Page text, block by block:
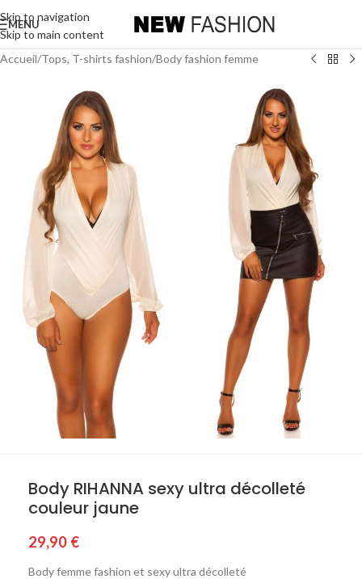
Skip to navigation
Skip to main content
MENU
Accueil/Tops, T-shirts fashion/Body fashion femme
Body RIHANNA sexy ultra décolleté
couleur jaune
29,90 €
Body femme fashion et sexy ultra décolleté